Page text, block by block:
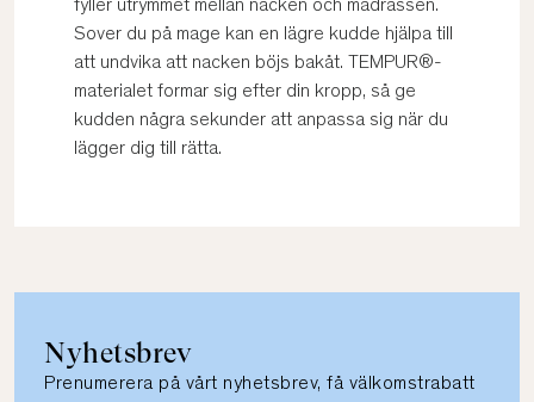
fyller utrymmet mellan nacken och madrassen.
Sover du på mage kan en lägre kudde hjälpa till
att undvika att nacken böjs bakåt. TEMPUR®-
materialet formar sig efter din kropp, så ge
kudden några sekunder att anpassa sig när du
lägger dig till rätta.
Nyhetsbrev
Prenumerera på vårt nyhetsbrev, få välkomstrabatt